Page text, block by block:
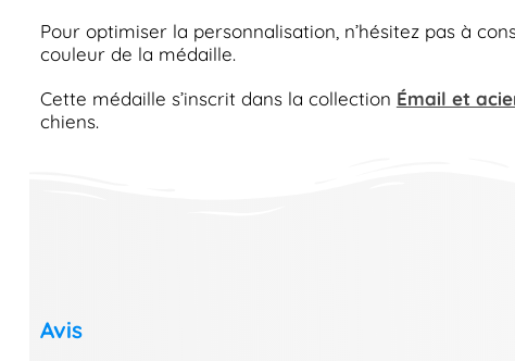
Pour optimiser la personnalisation, n’hésitez pas à
couleur de la médaille.
Cette médaille s’inscrit dans la collection Émail et
chiens.
Avis